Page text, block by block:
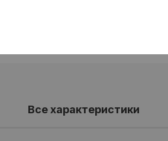
Все характеристики